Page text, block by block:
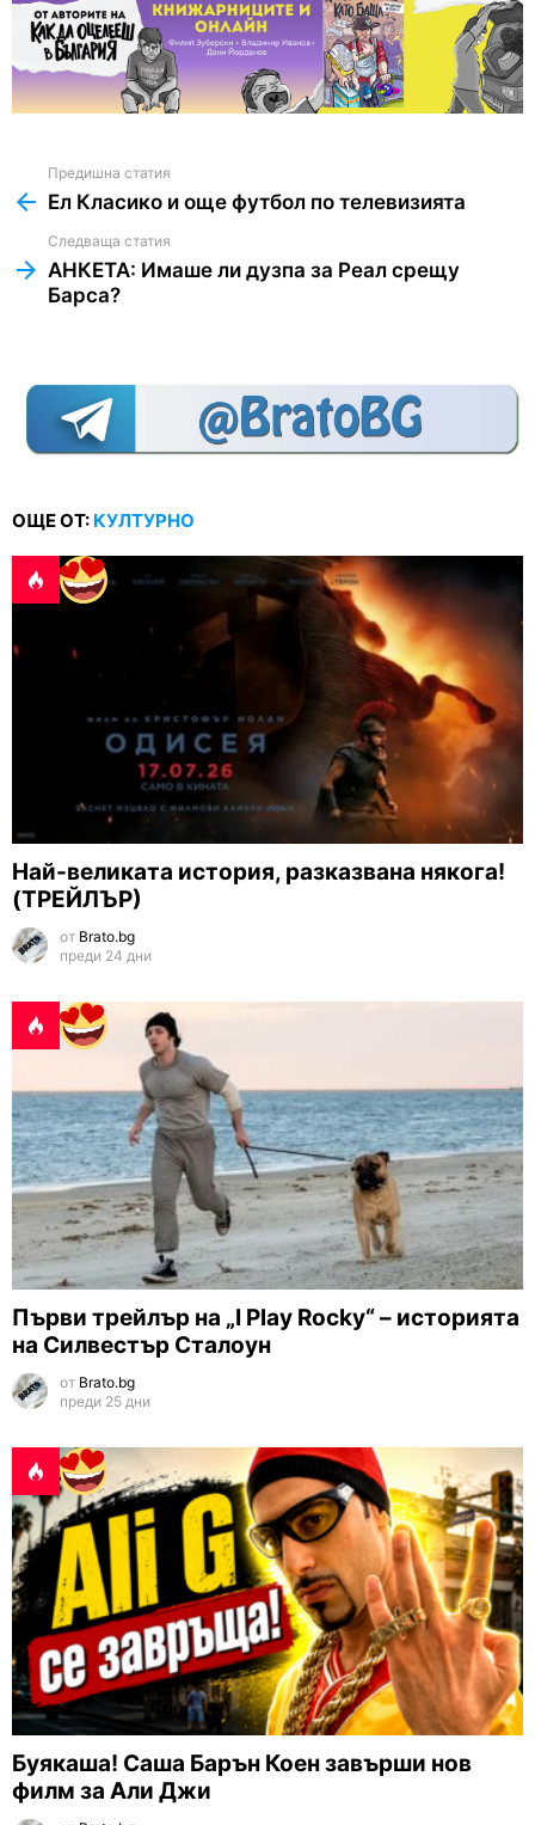
more
Предишна статия
Ел Класико и още футбол по телевизията
Следваща статия
АНКЕТА: Имаше ли дузпа за Реал срещу
Барса?
ОЩЕ ОТ: КУЛТУРНО
Най-великата история, разказвана някога!
(ТРЕЙЛЪР)
от Brato.bg
преди 24 дни
Първи трейлър на „I Play Rocky“ – историята
на Силвестър Сталоун
от Brato.bg
преди 25 дни
Буякаша! Саша Барън Коен завърши нов
филм за Али Джи